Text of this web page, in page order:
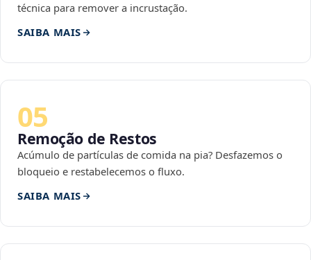
técnica para remover a incrustação.
SAIBA MAIS
05
Remoção de Restos
Acúmulo de partículas de comida na pia? Desfazemos o
bloqueio e restabelecemos o fluxo.
SAIBA MAIS